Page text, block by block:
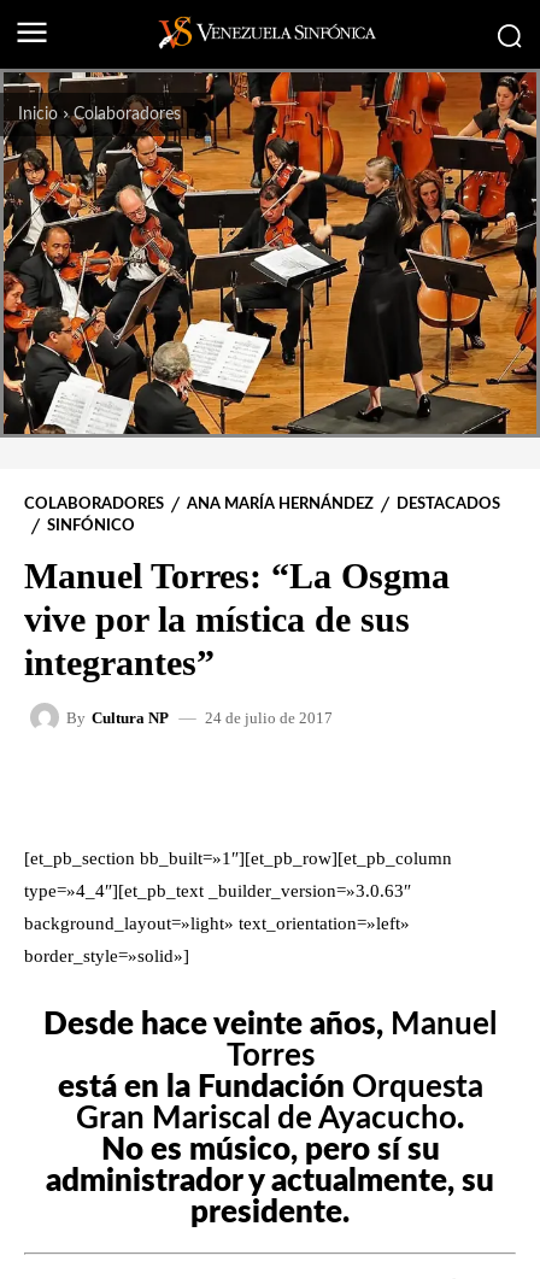
Inicio Colaboradores
COLABORADORES ANA MARÍA HERNÁNDEZ
DESTACADOS
SINFÓNICO
Manuel Torres: “La Osgma
vive por la mística de sus
integrantes”
By Cultura NP 24 de julio de 2017
[et_pb_section bb_built=»1″][et_pb_row][et_pb_column
type=»4_4″][et_pb_text _builder_version=»3.0.63″
background_layout=»light» text_orientation=»left»
border_style=»solid»]
Desde hace veinte años, Manuel
Torres
está en la Fundación Orquesta
Gran Mariscal de Ayacucho.
No es músico, pero sí su
administrador y actualmente, su
presidente.